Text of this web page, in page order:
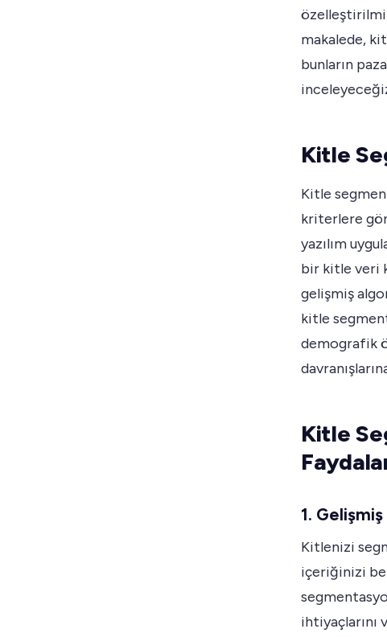
makalede,
bunların
Kitle
Kitle
kriterlere
yazılım
bir kitle veri
gelişmiş
kitle
demografik
Kitle
1.
Kitlenizi
içeriğinizi
ihtiyaçlarını